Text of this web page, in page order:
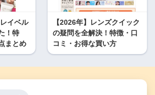
イベル
！特
まとめ
【2026年】レンズクイック
の疑問を全解決！特徴・口
コミ・お得な買い方